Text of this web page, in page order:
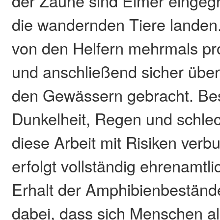
die wandernden Tiere
von den Helfern mehrmals
und anschließend sicher
den Gewässern gebracht.
Dunkelheit, Regen und
diese Arbeit mit Risiken
erfolgt vollständig
Erhalt der
dabei, dass sich Menschen